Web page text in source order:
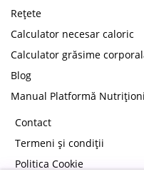
Rețete
Calculator necesar caloric
Calculator grăsime
Blog
Manual Platformă
Contact
Termeni și condiții
Politica Cookie